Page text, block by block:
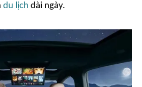
du lịch dài ngày.